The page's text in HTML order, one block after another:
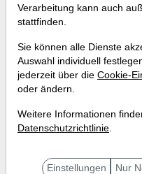
7
Strategien, die
Software
Referent:Simon
Verarbeitung kann auch
stattfinden.
Sie können alle Dienste
Auswahl individuell
jederzeit über die Cookie-
oder ändern.
Weitere Informationen
Datenschutzrichtlinie.
Einstellungen Nur